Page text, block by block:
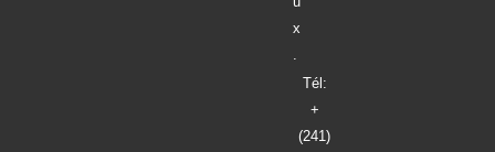
x
Tél:
+
(241)